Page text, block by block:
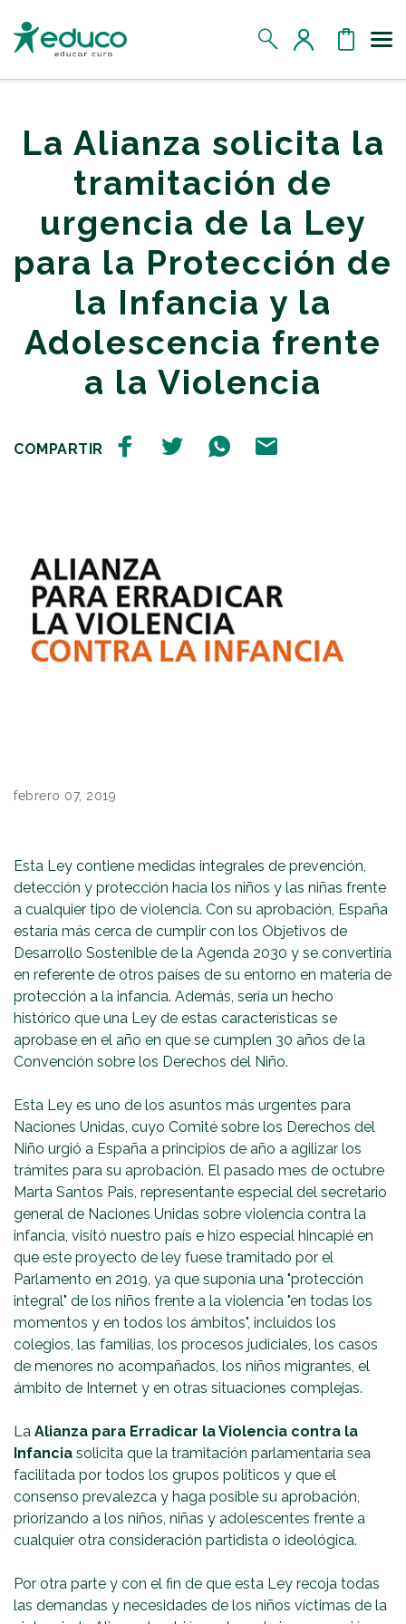
MIS APADRINADOS
MIS RETOS SOLIDARIOS
La Alianza solicita la
tramitación de
urgencia de la Ley
para la Protección de
la Infancia y la
Adolescencia frente
a la Violencia
COMPARTIR
febrero 07, 2019
Esta Ley contiene medidas integrales de prevención,
detección y protección hacia los niños y las niñas frente
a cualquier tipo de violencia. Con su aprobación, España
estaría más cerca de cumplir con los Objetivos de
Desarrollo Sostenible de la Agenda 2030 y se convertiría
en referente de otros países de su entorno en materia de
protección a la infancia. Además, sería un hecho
histórico que una Ley de estas características se
aprobase en el año en que se cumplen 30 años de la
Convención sobre los Derechos del Niño.
Esta Ley es uno de los asuntos más urgentes para
Naciones Unidas, cuyo Comité sobre los Derechos del
Niño urgió a España a principios de año a agilizar los
trámites para su aprobación. El pasado mes de octubre
Marta Santos Pais, representante especial del secretario
general de Naciones Unidas sobre violencia contra la
infancia, visitó nuestro país e hizo especial hincapié en
que este proyecto de ley fuese tramitado por el
Parlamento en 2019, ya que suponía una "protección
integral" de los niños frente a la violencia "en todas los
momentos y en todos los ámbitos", incluidos los
colegios, las familias, los procesos judiciales, los casos
de menores no acompañados, los niños migrantes, el
ámbito de Internet y en otras situaciones complejas.
La Alianza para Erradicar la Violencia contra la
Infancia solicita que la tramitación parlamentaria sea
facilitada por todos los grupos políticos y que el
consenso prevalezca y haga posible su aprobación,
priorizando a los niños, niñas y adolescentes frente a
cualquier otra consideración partidista o ideológica.
Por otra parte y con el fin de que esta Ley recoja todas
las demandas y necesidades de los niños víctimas de la